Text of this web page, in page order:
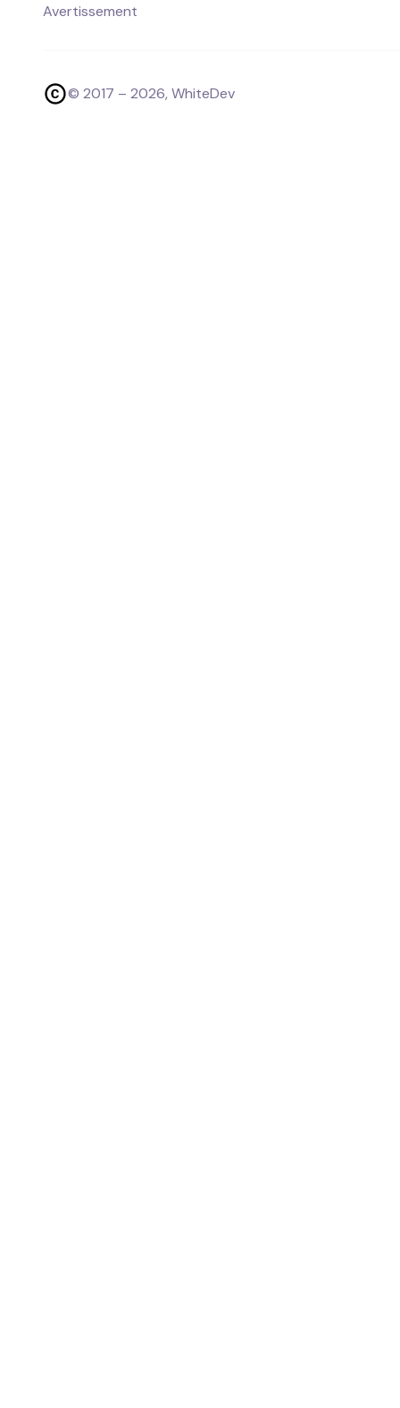
Avertissement
© 2017 – 2026, WhiteDev